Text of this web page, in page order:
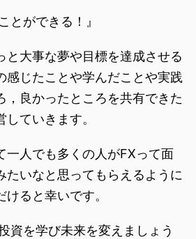
とができる！』
と大事な夢や目標を達成させる
感じたことや学んだことや実践
，良かったところを共有できた
ていきます。
一人でも多くの人がFXって面
たいなと思ってもらえるように
ると幸いです。
資を学び未来を変えましょう